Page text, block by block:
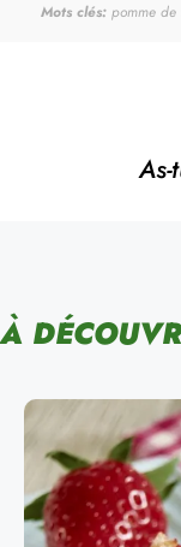
Mots clés: pomme
À